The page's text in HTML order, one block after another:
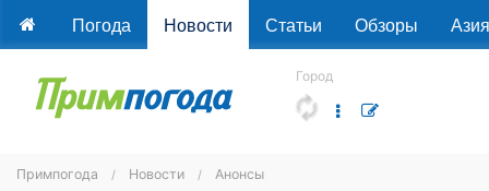
Погода Новости Статьи Обзоры Азия
Город
Примпогода Новости Анонсы